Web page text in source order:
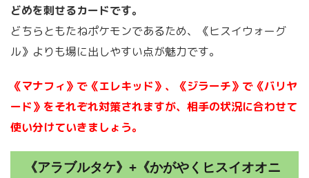
どめを刺せるカードです。
どちらともたねポケモンであるため、《ヒスイウォーグ
ル》よりも場に出しやすい点が魅力です。
《マナフィ》で《エレキッド》、《ジラーチ》で《バリヤ
ード》をそれぞれ対策されますが、相手の状況に合わせて
使い分けていきましょう。
《アラブルタケ》+《かがやくヒスイオオニ